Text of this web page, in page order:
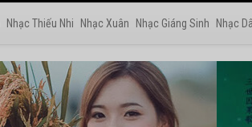
Nhạc Thiếu Nhi Nhạc Xuân Nhạc Giáng Sinh Nhạc